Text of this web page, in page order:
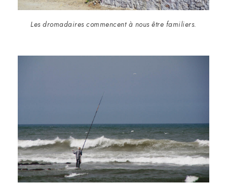
Les dromadaires commencent à nous être familiers.